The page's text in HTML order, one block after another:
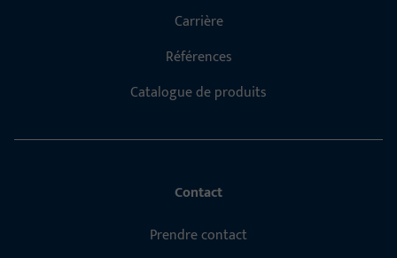
Carrière
Références
Catalogue de produits
Contact
Prendre contact